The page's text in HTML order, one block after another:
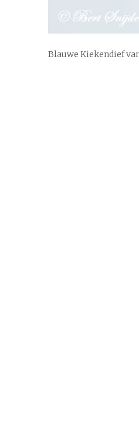
Blauwe Kiekendief